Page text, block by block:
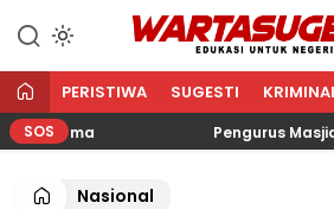
WARTA SUGESTI √
Edukasi Untuk
PERISTIWA SUGESTI
SOS Pengurus Masjid
Nasional